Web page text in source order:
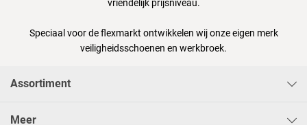
vriendelijk prijsniveau.
Speciaal voor de flexmarkt ontwikkelen wij onze eigen merk
veiligheidsschoenen en werkbroek.
Assortiment
Meer